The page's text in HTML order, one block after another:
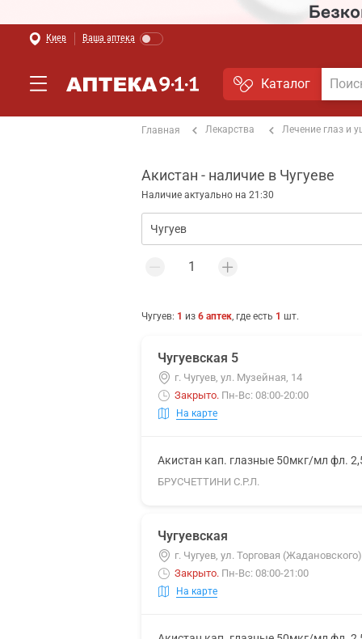
Киев Ваша аптека
Каталог
Главная Лекарства Лечение глаз и
Акистан - наличие в Чугуеве
Наличие актуально на 21:30
Чугуев: 1 из 6 аптек, где есть 1 шт.
Чугуевская 5
г. Чугуев, ул. Музейная, 14
Закрыто. Пн-Вс: 08:00-20:00
На карте
Акистан кап. глазные 50мкг/мл фл.
БРУСЧЕТТИНИ С.Р.Л.
Чугуевская
г. Чугуев, ул. Торговая
Закрыто. Пн-Вс: 08:00-21:00
На карте